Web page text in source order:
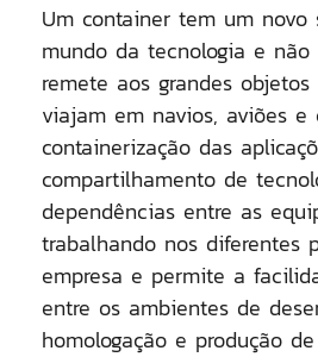
Um container tem um novo
mundo da tecnologia e não
remete aos grandes
viajam em navios, aviões e
containerização das
compartilhamento de
dependências entre as
trabalhando nos diferentes
empresa e permite a
entre os ambientes de
homologação e produção